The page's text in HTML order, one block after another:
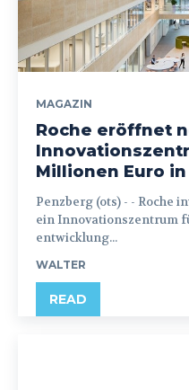
MAGAZIN
Roche eröffnet
Millionen Euro
Penzberg (ots) - - Roche investiert 300 Millionen Euro in
ein Innovationszentrum
entwicklung...
WALTER
READ